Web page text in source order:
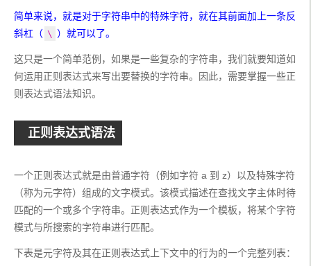
简单来说，就是对于字符串中的特殊字符，就在其前面加上一条反
斜杠（ \ ）就可以了。
这只是一个简单范例，如果是一些复杂的字符串，我们就要知道如
何运用正则表达式来写出要替换的字符串。因此，需要掌握一些正
则表达式语法知识。
正则表达式语法
一个正则表达式就是由普通字符（例如字符 a 到 z）以及特殊字符
（称为元字符）组成的文字模式。该模式描述在查找文字主体时待
匹配的一个或多个字符串。正则表达式作为一个模板，将某个字符
模式与所搜索的字符串进行匹配。
下表是元字符及其在正则表达式上下文中的行为的一个完整列表：